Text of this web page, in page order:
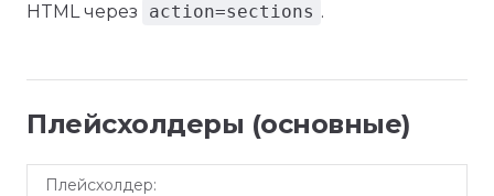
HTML через
action=sections .
Плейсхолдеры (основные)
Плейсхолдер